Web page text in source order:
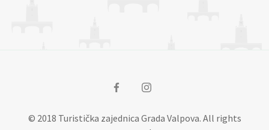
© 2018 Turistička zajednica Grada Valpova. All rights